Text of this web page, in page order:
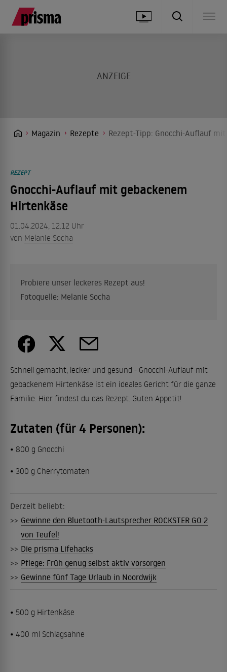
Magazin Rezepte Rezept-Tipp: Gnocchi-Auflauf
REZEPT
Gnocchi-Auflauf mit gebackenem
Hirtenkäse
01.04.2024, 12.12 Uhr
von Melanie Socha
Probiere unser leckeres Rezept aus!
Fotoquelle: Melanie Socha
Schnell gemacht, lecker und gesund - Gnocchi-Auflauf mit
gebackenem Hirtenkäse ist ein ideales Gericht für die ganze
Familie. Hier findest du das Rezept. Guten Appetit!
Zutaten (für 4 Personen):
• 800 g Gnocchi
• 300 g Cherrytomaten
Derzeit beliebt:
>> Gewinne den Bluetooth-Lautsprecher ROCKSTER GO 2
von Teufel!
>> Die prisma Lifehacks
>> Pflege: Früh genug selbst aktiv vorsorgen
>> Gewinne fünf Tage Urlaub in Noordwijk
• 500 g Hirtenkäse
• 400 ml Schlagsahne